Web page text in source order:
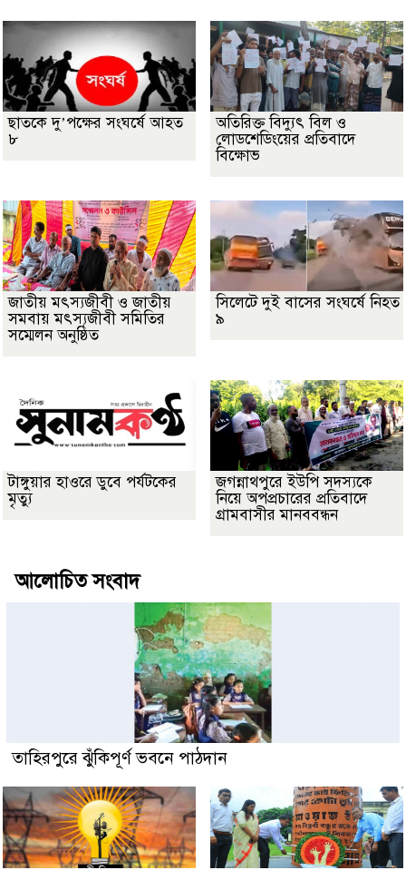
ছাতকে দু’পক্ষের সংঘর্ষে আহত
৮
অতিরিক্ত বিদ্যুৎ বিল ও
লোডশেডিংয়ের প্রতিবাদে
বিক্ষোভ
জাতীয় মৎস্যজীবী ও জাতীয়
সমবায় মৎস্যজীবী সমিতির
সম্মেলন অনুষ্ঠিত
সিলেটে দুই বাসের সংঘর্ষে নিহত
৯
টাঙ্গুয়ার হাওরে ডুবে পর্যটকের
মৃত্যু
জগন্নাথপুরে ইউপি সদস্যকে
নিয়ে অপপ্রচারের প্রতিবাদে
গ্রামবাসীর মানববন্ধন
আলোচিত সংবাদ
তাহিরপুরে ঝুঁকিপূর্ণ ভবনে পাঠদান